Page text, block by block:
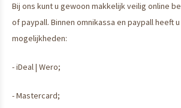
Bij ons kunt u gewoon makkelijk veilig online
of paypall. Binnen omnikassa en paypall heeft
mogelijkheden:
- iDeal | Wero;
- Mastercard;